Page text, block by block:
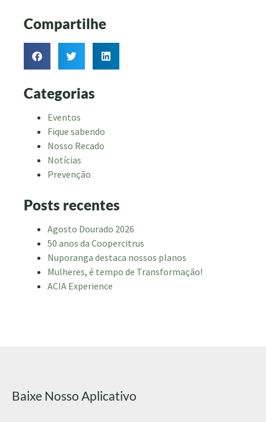
Compartilhe
Categorias
Eventos
Fique sabendo
Nosso Recado
Notícias
Prevenção
Posts recentes
Agosto Dourado 2026
50 anos da Coopercitrus
Nuporanga destaca nossos planos
Mulheres, é tempo de Transformação!
ACIA Experience
Baixe Nosso Aplicativo